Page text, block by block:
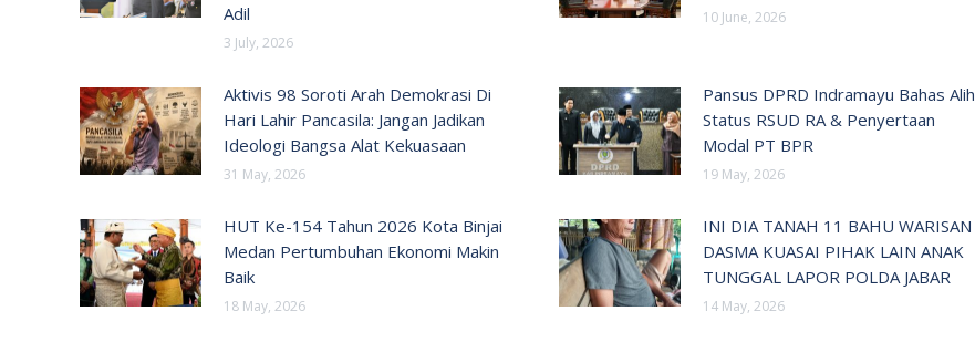
Adil
3 July, 2026
10 June, 2026
Aktivis 98 Soroti Arah Demokrasi Di
Hari Lahir Pancasila: Jangan Jadikan
Ideologi Bangsa Alat Kekuasaan
31 May, 2026
Pansus DPRD Indramayu Bahas Alih
Status RSUD RA & Penyertaan
Modal PT BPR
19 May, 2026
HUT Ke-154 Tahun 2026 Kota Binjai
Medan Pertumbuhan Ekonomi Makin
Baik
18 May, 2026
INI DIA TANAH 11 BAHU WARISAN
DASMA KUASAI PIHAK LAIN ANAK
TUNGGAL LAPOR POLDA JABAR
14 May, 2026